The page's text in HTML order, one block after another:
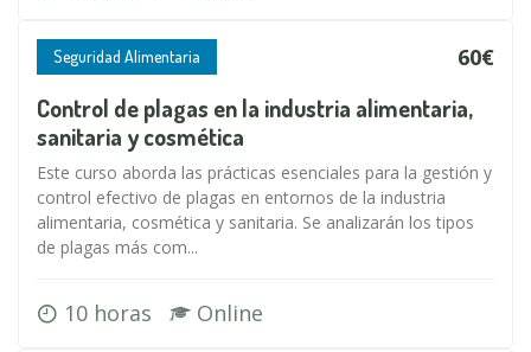
Seguridad Alimentaria 60€
Control de plagas en la industria alimentaria,
sanitaria y cosmética
Este curso aborda las prácticas esenciales para la gestión y
control efectivo de plagas en entornos de la industria
alimentaria, cosmética y sanitaria. Se analizarán los tipos
de plagas más com...
10 horas Online